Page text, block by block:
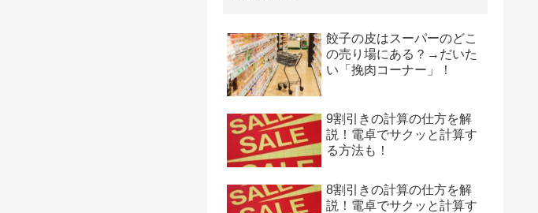
餃子の皮はスーパーのどこ
の売り場にある？→だいた
い「挽肉コーナー」！
9割引きの計算の仕方を解
説！電卓でサクッと計算す
る方法も！
8割引きの計算の仕方を解
説！電卓でサクッと計算す